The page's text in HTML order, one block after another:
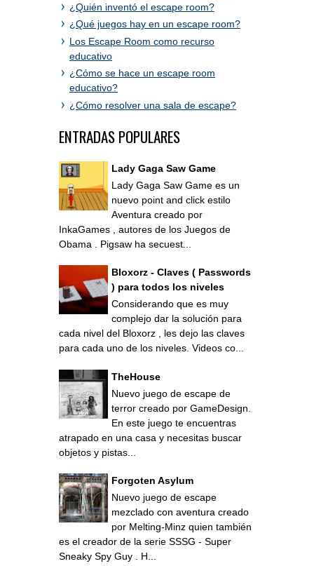
¿Quién inventó el escape room?
¿Qué juegos hay en un escape room?
Los Escape Room como recurso
educativo
¿Cómo se hace un escape room
educativo?
¿Cómo resolver una sala de escape?
ENTRADAS POPULARES
Lady Gaga Saw Game
Lady Gaga Saw Game es un
nuevo point and click estilo
Aventura creado por
InkaGames , autores de los Juegos de
Obama . Pigsaw ha secuest...
Bloxorz - Claves ( Passwords
) para todos los niveles
Considerando que es muy
complejo dar la solución para
cada nivel del Bloxorz , les dejo las claves
para cada uno de los niveles. Videos co...
TheHouse
Nuevo juego de escape de
terror creado por GameDesign.
En este juego te encuentras
atrapado en una casa y necesitas buscar
objetos y pistas...
Forgoten Asylum
Nuevo juego de escape
mezclado con aventura creado
por Melting-Minz quien también
es el creador de la serie SSSG - Super
Sneaky Spy Guy . H...